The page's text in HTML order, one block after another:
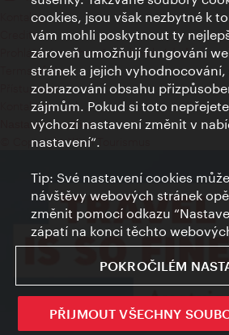
Kontakty
Credits
Prohlášení o ochraně osobních údajů
Terms of Use
Přístupnost
Kontakt pro tisk
Nastavení cookies
© Copyright Wien Tourismus
cookies, jsou však nezbytné k
vám mohli poskytnout ty
zároveň umožňují fungování
stránek a jejich vyhodnocování,
zobrazování obsahu
zájmům. Pokud si toto
výchozí nastavení změnit v
nastavení“.
Tip: Své nastavení cookies
návštěvy webových stránek
změnit pomocí odkazu
zápatí na konci těchto
POKROČILÉM
PŘIJMOUT VŠECHNY